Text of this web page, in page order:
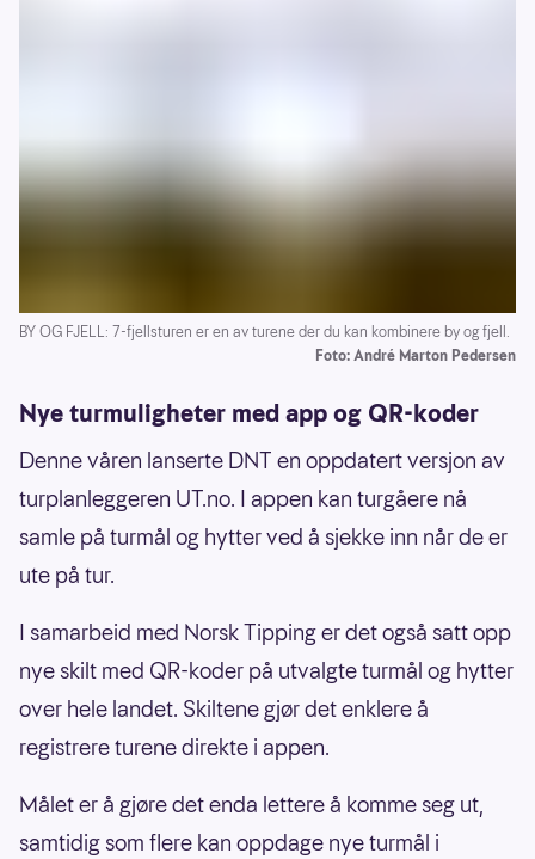
BY OG FJELL: 7-fjellsturen er en av turene der du kan kombinere by og fjell.
Foto: André Marton Pedersen
Nye turmuligheter med app og QR-koder
Denne våren lanserte DNT en oppdatert versjon av
turplanleggeren UT.no. I appen kan turgåere nå
samle på turmål og hytter ved å sjekke inn når de er
ute på tur.
I samarbeid med Norsk Tipping er det også satt opp
nye skilt med QR-koder på utvalgte turmål og hytter
over hele landet. Skiltene gjør det enklere å
registrere turene direkte i appen.
Målet er å gjøre det enda lettere å komme seg ut,
samtidig som flere kan oppdage nye turmål i